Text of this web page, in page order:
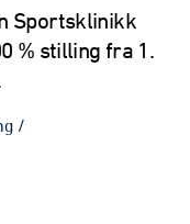
Sportsklinikk
% stilling fra 1.
/